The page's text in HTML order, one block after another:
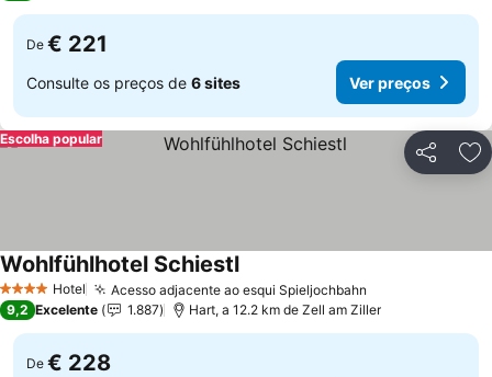
De € 221
Consulte os preços de 6 sites Ver preços
Partilhar
Escolha popular
4 EstrelasHotel Acesso adjacente ao esqui Spieljochbahn
Wohlfühlhotel SchiestlVer preços
9,2 Excelente 1.887 Hart, a 12.2 km de Zell am Ziller
De € 228